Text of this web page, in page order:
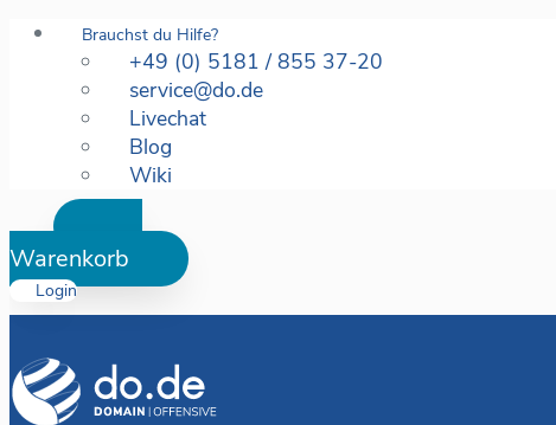
Brauchst du Hilfe?
+49 (0) 5181 / 855 37-20
service@do.de
Livechat
Blog
Wiki
Warenkorb
Login